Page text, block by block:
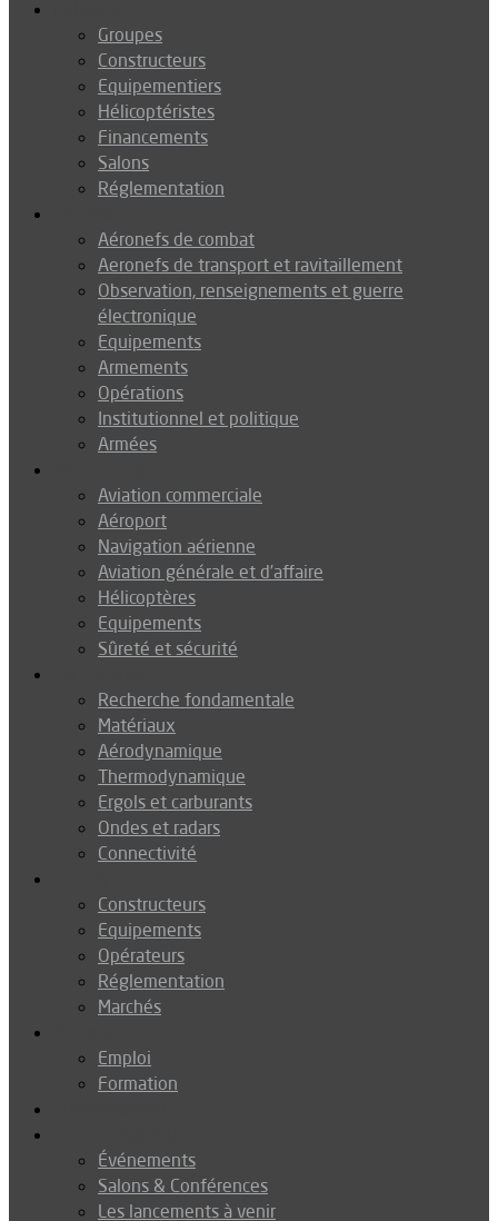
Groupes
Constructeurs
Equipementiers
Hélicoptéristes
Financements
Salons
Réglementation
Aéronefs de combat
Aeronefs de transport et ravitaillement
Observation, renseignements et guerre
électronique
Equipements
Armements
Opérations
Institutionnel et politique
Armées
Aviation commerciale
Aéroport
Navigation aérienne
Aviation générale et d’affaire
Hélicoptères
Equipements
Sûreté et sécurité
Recherche fondamentale
Matériaux
Aérodynamique
Thermodynamique
Ergols et carburants
Ondes et radars
Connectivité
Constructeurs
Equipements
Opérateurs
Réglementation
Marchés
Emploi
Formation
Événements
Salons & Conférences
Les lancements à venir